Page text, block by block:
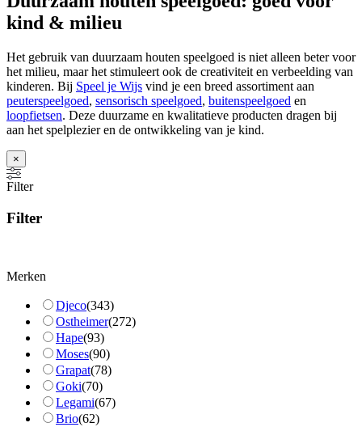
kind & milieu
Het gebruik van duurzaam houten speelgoed is niet alleen beter voor
het milieu, maar het stimuleert ook de creativiteit en verbeelding van
kinderen. Bij Speel je Wijs vind je een breed assortiment aan
peuterspeelgoed, sensorisch speelgoed, buitenspeelgoed en
loopfietsen. Deze duurzame en kwalitatieve producten dragen bij
aan het spelplezier en de ontwikkeling van je kind.
×
Filter
Filter
Merken
Djeco(343)
Ostheimer(272)
Hape(93)
Moses(90)
Grapat(78)
Goki(70)
Legami(67)
Brio(62)